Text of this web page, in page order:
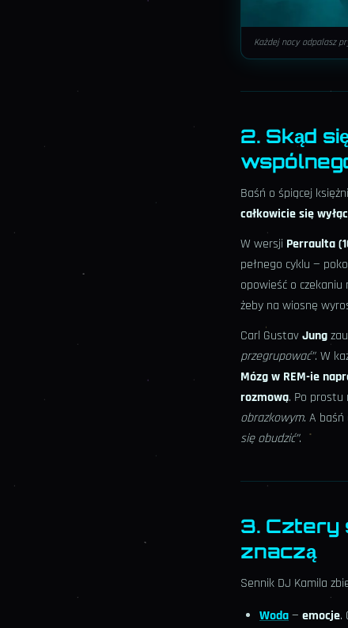
Każdej nocy odpalasz
2. Skąd
Baśń o śpiącej
całkowicie się
W wersji Perraulta
pełnego cyklu —
opowieść o czekaniu
żeby na wiosnę
Carl GustavJung
przegrupować”. W
Mózg w REM-ie
rozmową. Po prostu
obrazkowym. A
się obudzić”.
3. Cztery
znaczą
Sennik DJ Kamila
Woda— emocje.